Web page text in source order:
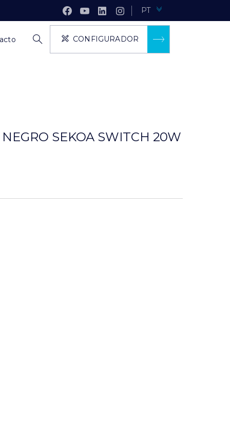
PT
CONFIGURADOR
SEKOA SWITCH 20W